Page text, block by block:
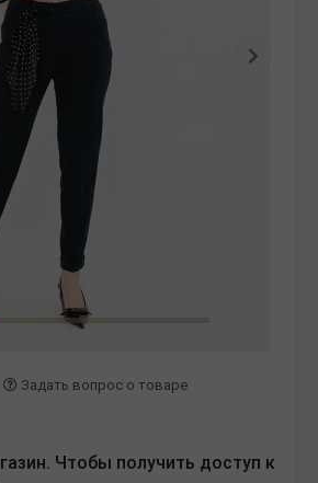
Задать вопрос о товаре
Чтобы получить доступ к